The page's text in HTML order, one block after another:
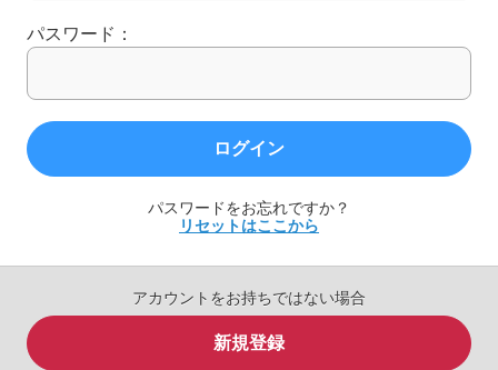
パスワード：
ログイン
パスワードをお忘れですか？
リセットはここから
アカウントをお持ちではない場合
新規登録